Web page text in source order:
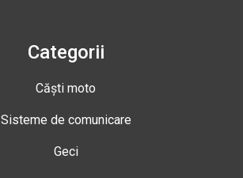
Categorii
Căști moto
Sisteme de comunicare
Geci